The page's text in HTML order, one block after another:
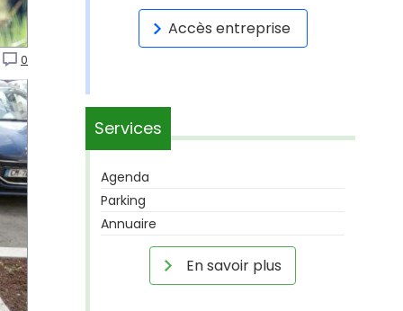
0
Accès entreprise
Services
Agenda
Parking
Annuaire
En savoir plus